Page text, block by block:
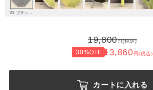
19,800円(税込)
30%OFF 13,860円(税込)
カートに入れる